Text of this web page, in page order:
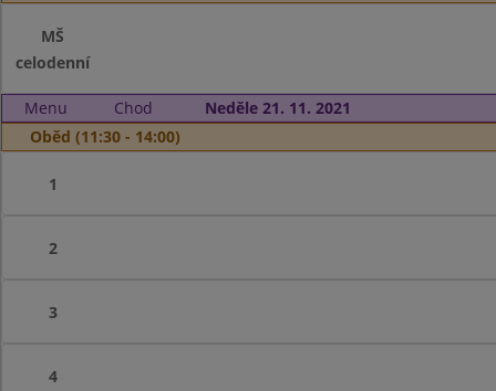
MŠ
celodenní
Menu Chod
Neděle 21. 11. 2021
Oběd (11:30 - 14:00)
1
2
3
4